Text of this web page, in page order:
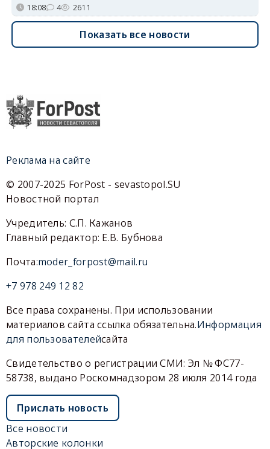
18:08 4 2611
Показать все новости
Реклама на сайте
© 2007-2025 ForPost - sevastopol.SU
Новостной портал
Учредитель: С.П. Кажанов
Главный редактор: Е.В. Бубнова
Почта:moder_forpost@mail.ru
+7 978 249 12 82
Все права сохранены. При использовании
материалов сайта ссылка обязательна.Информация
для пользователейсайта
Свидетельство о регистрации СМИ: Эл № ФС77-
58738, выдано Роскомнадзором 28 июля 2014 года
Прислать новость
Все новости
Авторские колонки